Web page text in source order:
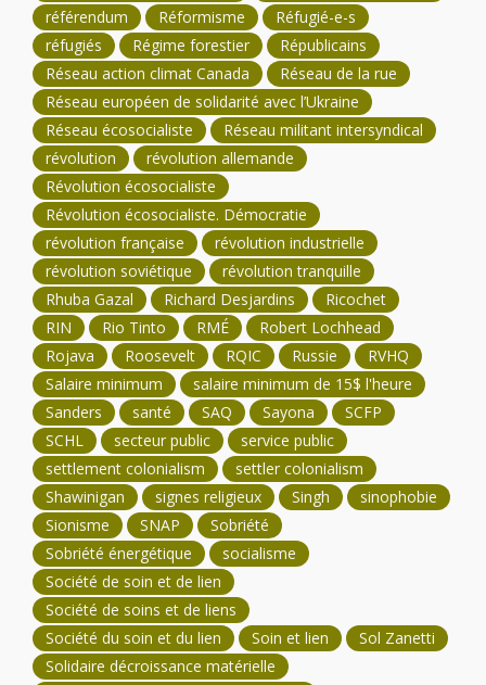
référendum
Réformisme
Réfugié-e-s
réfugiés
Régime forestier
Républicains
Réseau action climat Canada
Réseau de la rue
Réseau européen de solidarité avec l’Ukraine
Réseau écosocialiste
Réseau militant intersyndical
révolution
révolution allemande
Révolution écosocialiste
Révolution écosocialiste. Démocratie
révolution française
révolution industrielle
révolution soviétique
révolution tranquille
Rhuba Gazal
Richard Desjardins
Ricochet
RIN
Rio Tinto RMÉ
Robert Lochhead
Rojava
Roosevelt RQIC Russie
RVHQ
Salaire minimum
salaire minimum de 15$ l'heure
Sanders
santé SAQ Sayona
SCFP
SCHL
secteur public
service public
settlement colonialism
settler colonialism
Shawinigan
signes religieux Singh
sinophobie
Sionisme
SNAP
Sobriété
Sobriété énergétique
socialisme
Société de soin et de lien
Société de soins et de liens
Société du soin et du lien
Soin et lien
Sol Zanetti
Solidaire décroissance matérielle